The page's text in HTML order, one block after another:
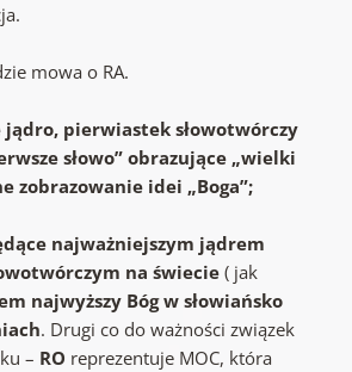
mowa o RA.
pierwiastek słowotwórczy
słowo” obrazujące „wielki
zobrazowanie idei „Boga”;
najważniejszym jądrem
na świecie ( jak
najwyższy Bóg w słowiańsko
. Drugi co do ważności związek
– RO reprezentuje MOC, która